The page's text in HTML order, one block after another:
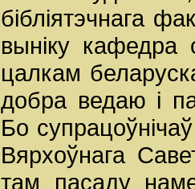
бібліятэчнага
выніку кафедра
цалкам
добра ведаю і
Бо
Вярхоўнага
там пасаду